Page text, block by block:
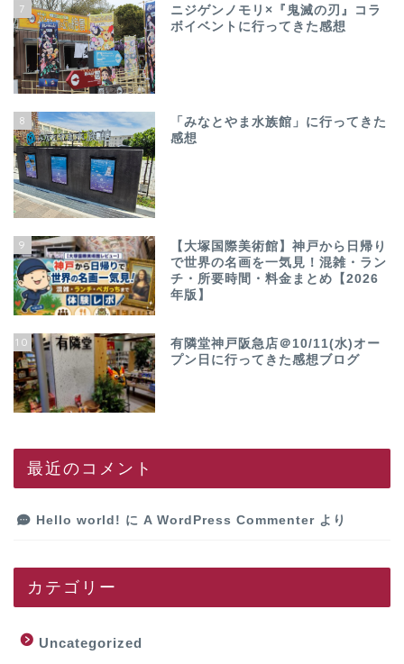
7
ニジゲンノモリ×『鬼滅の刃』コラ
ボイベントに行ってきた感想
8
「みなとやま水族館」に行ってきた
感想
9
【大塚国際美術館】神戸から日帰り
で世界の名画を一気見！混雑・ラン
チ・所要時間・料金まとめ【2026
年版】
10
有隣堂神戸阪急店＠10/11(水)オー
プン日に行ってきた感想ブログ
最近のコメント
Hello world! に A WordPress Commenter より
カテゴリー
Uncategorized